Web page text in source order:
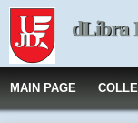
dLibra
MAIN PAGE